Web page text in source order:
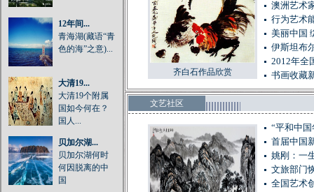
12年间...
青海湖(藏语“青
色的海”之意)...
大清19...
大清19个附属
国如今何在？
国人...
贝加尔湖...
贝加尔湖何时
何因脱离的中
国
齐白石作品欣赏
澳洲艺术
行为艺术
美丽中国
伊斯坦布
2012年全
书画收藏
文艺社区
“平和中
首届中国
姚刚：一
文旅部门
全国艺术